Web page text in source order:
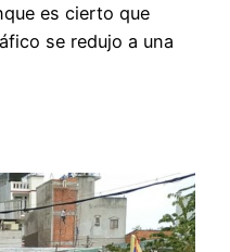
es cierto que
se redujo a una